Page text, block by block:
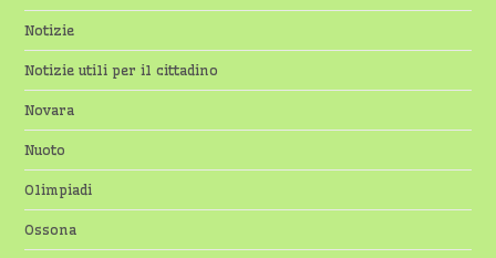
Notizie
Notizie utili per il cittadino
Novara
Nuoto
Olimpiadi
Ossona